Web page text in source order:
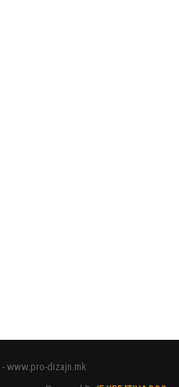
- www.pro-dizajn.mk